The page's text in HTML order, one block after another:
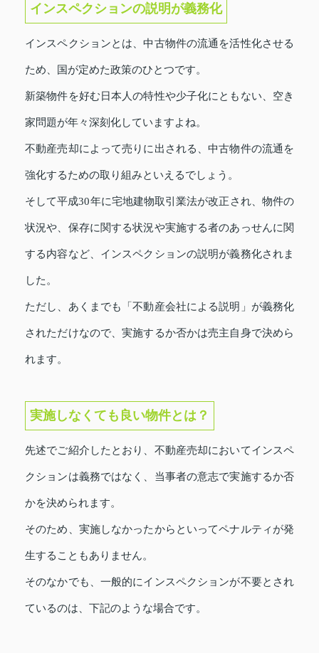
インスペクションの説明が義務化
インスペクションとは、中古物件の流通を活性化させる
ため、国が定めた政策のひとつです。
新築物件を好む日本人の特性や少子化にともない、空き
家問題が年々深刻化していますよね。
不動産売却によって売りに出される、中古物件の流通を
強化するための取り組みといえるでしょう。
そして平成30年に宅地建物取引業法が改正され、物件の
状況や、保存に関する状況や実施する者のあっせんに関
する内容など、インスペクションの説明が義務化されま
した。
ただし、あくまでも「不動産会社による説明」が義務化
されただけなので、実施するか否かは売主自身で決めら
れます。
実施しなくても良い物件とは？
先述でご紹介したとおり、不動産売却においてインスペ
クションは義務ではなく、当事者の意志で実施するか否
かを決められます。
そのため、実施しなかったからといってペナルティが発
生することもありません。
そのなかでも、一般的にインスペクションが不要とされ
ているのは、下記のような場合です。